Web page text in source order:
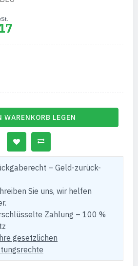
WARENKORB LEGEN
– Geld-zurück-
Sie uns, wir helfen
Zahlung – 100 %
gesetzlichen